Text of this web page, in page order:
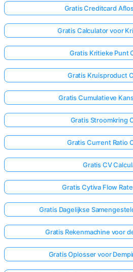
Gratis Creditcard
Gratis Calculator voor
Gratis Kritieke Punt
Gratis Kruisproduct
Gratis Cumulatieve
Gratis Stroomkring
Gratis Current Ratio
Gratis CV
Gratis Cytiva Flow
Gratis Dagelijkse
Gratis Rekenmachine voor
Gratis Oplosser voor